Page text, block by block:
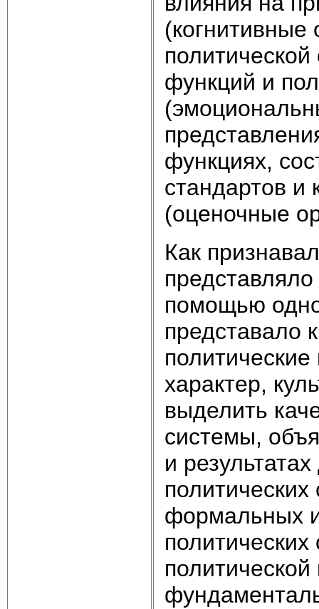
(когнитивные
функций и
функциях,
стандартов
(оценочные
Как
помощью
представало
характер,
выделить
системы,
и
формальных